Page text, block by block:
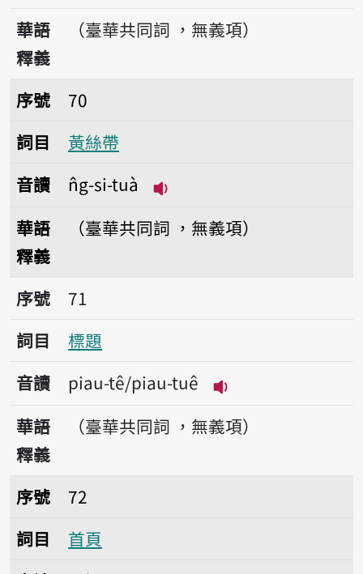
播放音讀kán-tshing
華語
釋義
（臺華共同詞 ，無義項）
序號70黃絲帶
序號
70
詞目
黃絲帶
音讀
n̂g-si-tuà
華語
釋義
（臺華共同詞 ，無義項）
序號71標題
序號
71
詞目
標題
音讀
piau-tê/piau-tuê
播放音讀piau-tê/
華語
釋義
（臺華共同詞 ，無義項）
序號72首頁
序號
72
詞目
首頁